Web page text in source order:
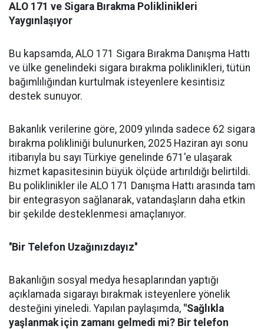
ALO 171 ve Sigara Bırakma Poliklinikleri
Yaygınlaşıyor
Bu kapsamda, ALO 171 Sigara Bırakma Danışma Hattı
ve ülke genelindeki sigara bırakma poliklinikleri, tütün
bağımlılığından kurtulmak isteyenlere kesintisiz
destek sunuyor.
Bakanlık verilerine göre, 2009 yılında sadece 62 sigara
bırakma polikliniği bulunurken, 2025 Haziran ayı sonu
itibarıyla bu sayı Türkiye genelinde 671'e ulaşarak
hizmet kapasitesinin büyük ölçüde artırıldığı belirtildi.
Bu poliklinikler ile ALO 171 Danışma Hattı arasında tam
bir entegrasyon sağlanarak, vatandaşların daha etkin
bir şekilde desteklenmesi amaçlanıyor.
''Bir Telefon Uzağınızdayız''
Bakanlığın sosyal medya hesaplarından yaptığı
açıklamada sigarayı bırakmak isteyenlere yönelik
desteğini yineledi. Yapılan paylaşımda, "Sağlıkla
yaşlanmak için zamanı gelmedi mi? Bir telefon